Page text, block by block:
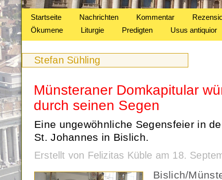
Startseite Nachrichten Kommentar
Ökumene
Liturgie Predigten Usus antiquior
Stefan Sühling
Münsteraner Domkapitular
durch seinen Segen
Eine ungewöhnliche Segensfeier in
St. Johannes in Bislich.
Erstellt von Felizitas Küble am 18.
Bislich/